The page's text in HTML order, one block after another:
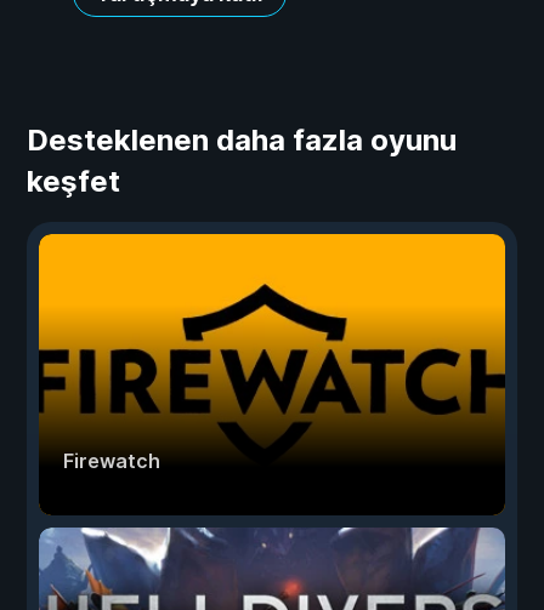
Desteklenen daha fazla oyunu
keşfet
Firewatch